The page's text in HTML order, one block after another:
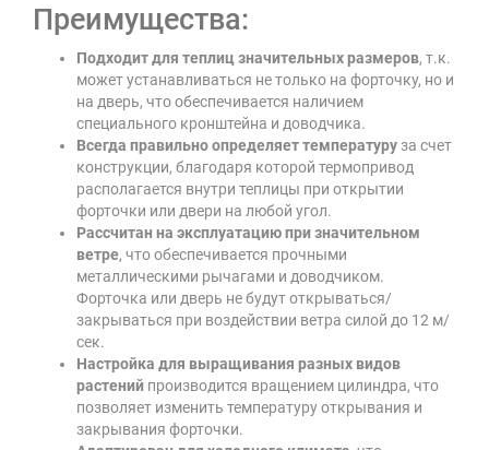
Преимущества:
Подходит для теплиц значительных размеров, т.к.
может устанавливаться не только на форточку, но и
на дверь, что обеспечивается наличием
специального кронштейна и доводчика.
Всегда правильно определяет температуру за счет
конструкции, благодаря которой термопривод
располагается внутри теплицы при открытии
форточки или двери на любой угол.
Рассчитан на эксплуатацию при значительном
ветре, что обеспечивается прочными
металлическими рычагами и доводчиком.
Форточка или дверь не будут открываться/
закрываться при воздействии ветра силой до 12 м/
сек.
Настройка для выращивания разных видов
растений производится вращением цилиндра, что
позволяет изменить температуру открывания и
закрывания форточки.